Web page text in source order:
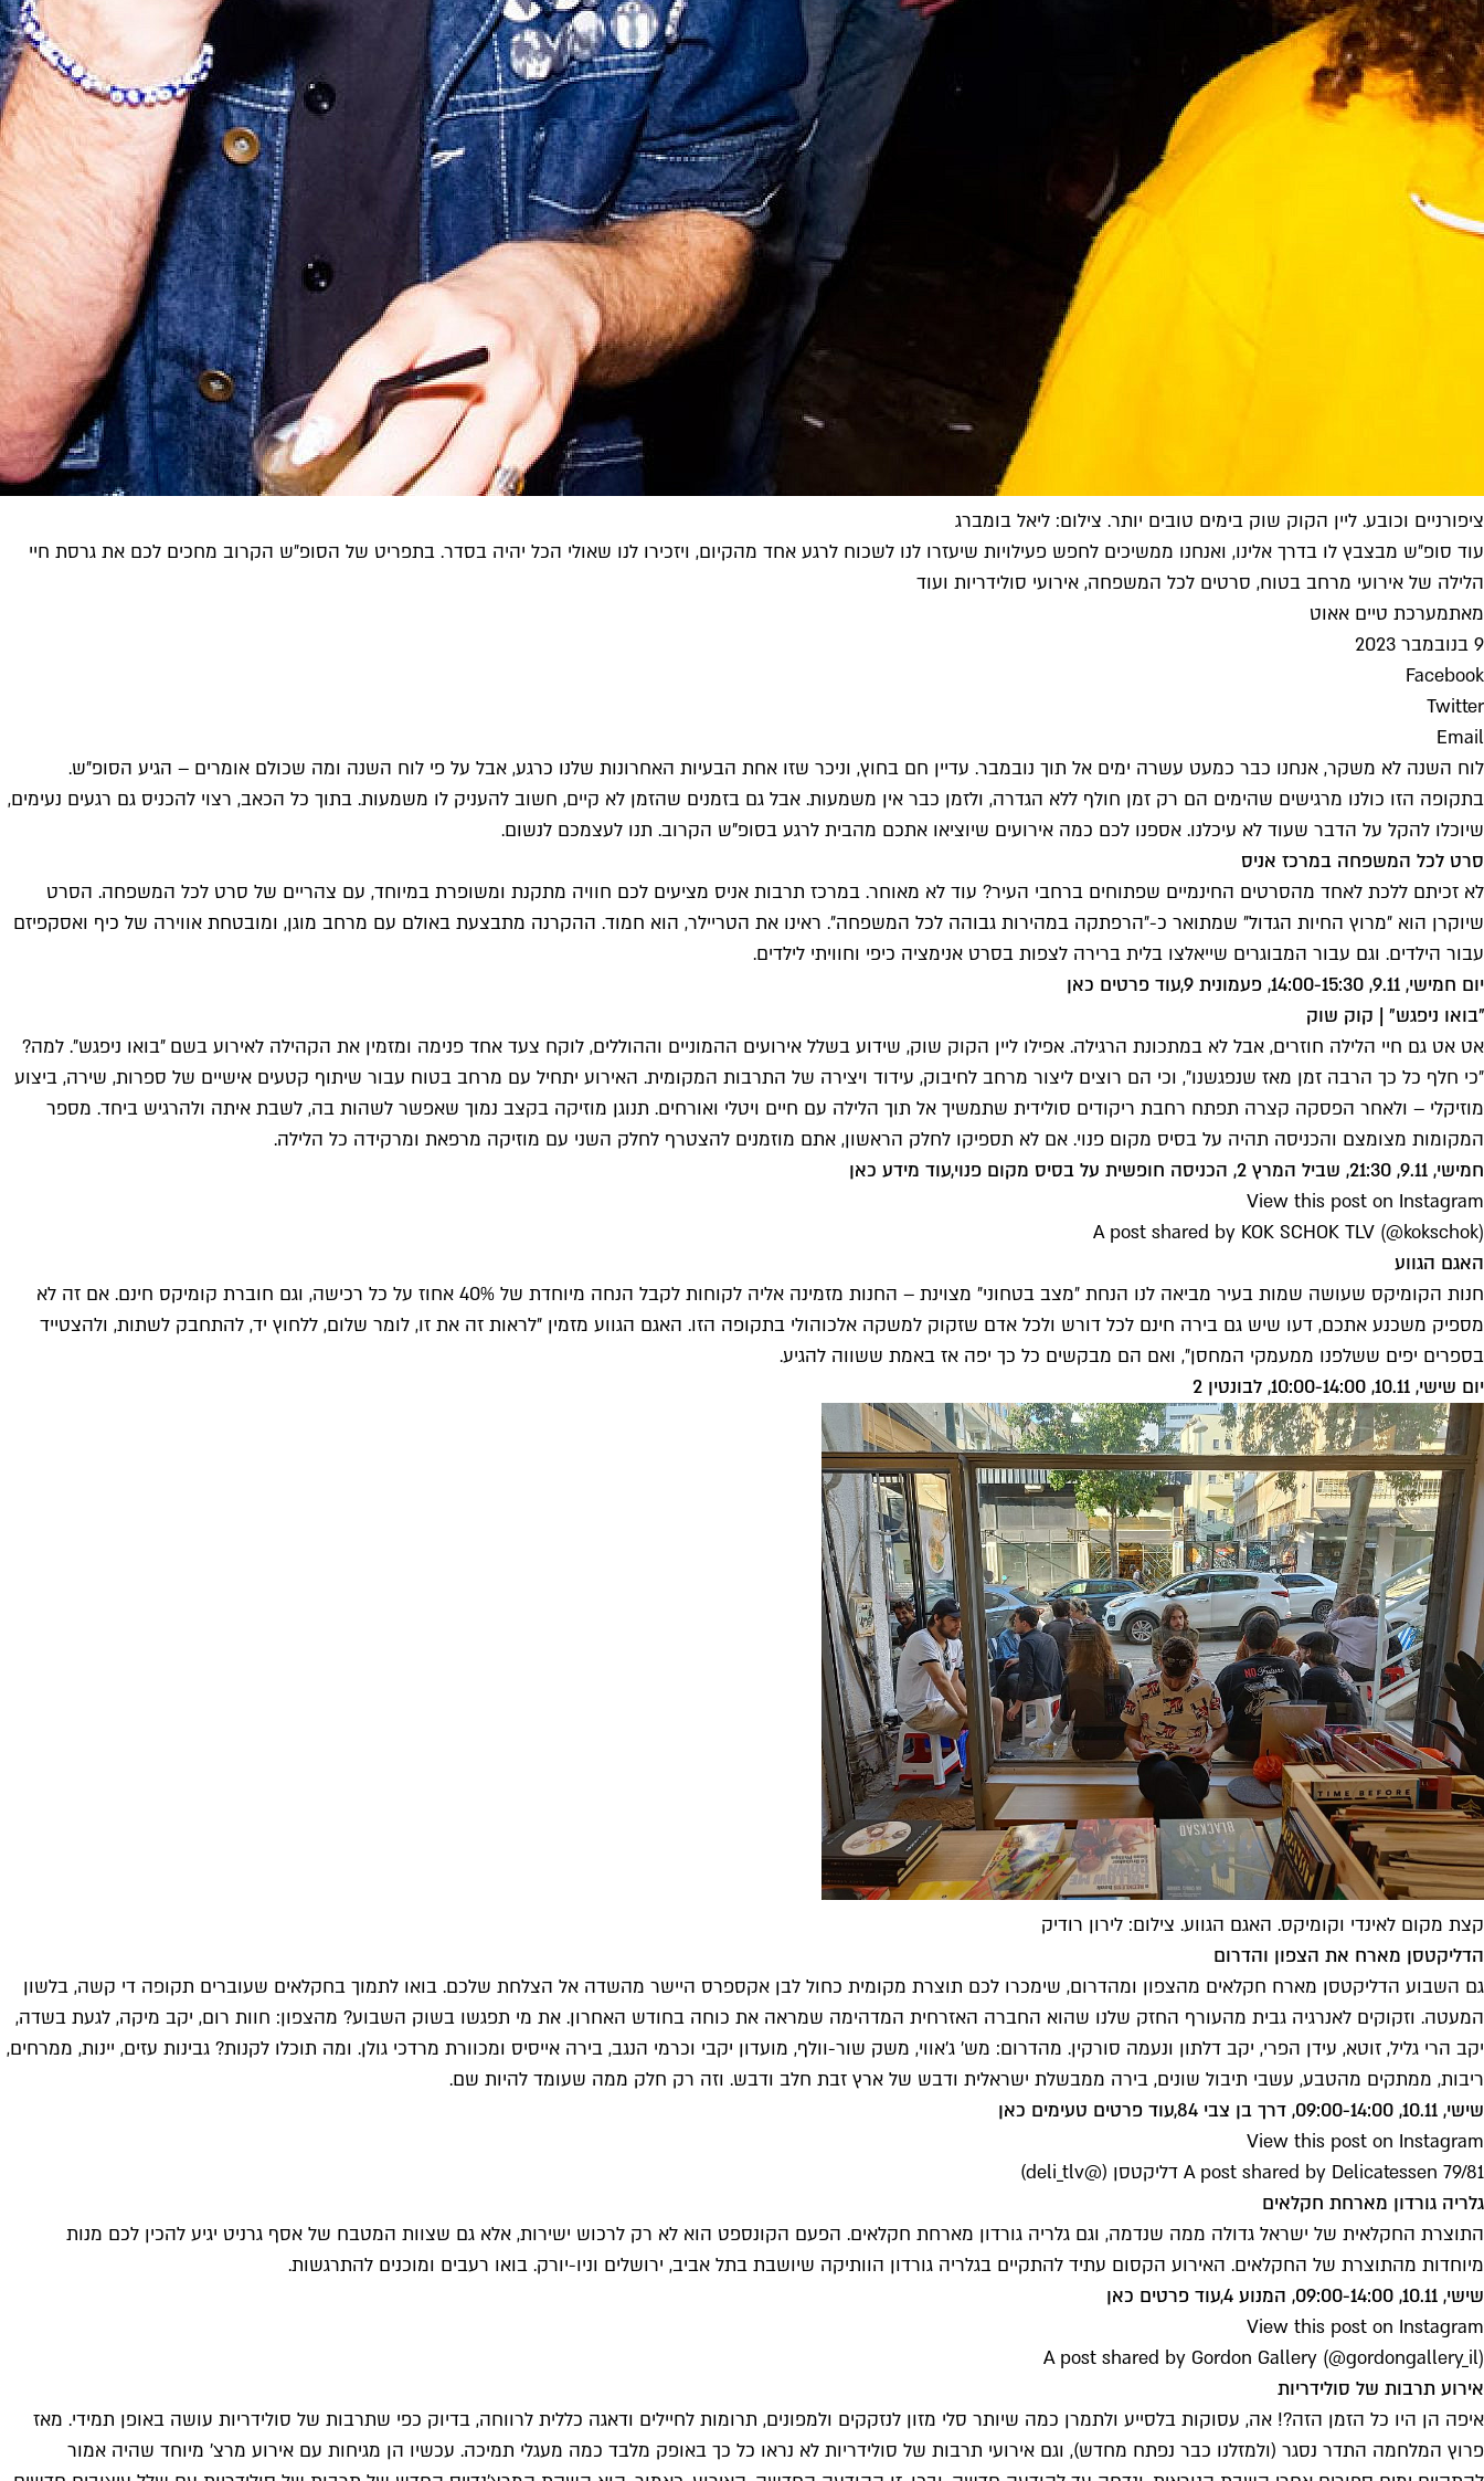
ציפורניים וכובע. ליין הקוק שוק בימים טובים יותר. צילום: ליאל בומברג
עוד סופ״ש מבצבץ לו בדרך אלינו, ואנחנו ממשיכים לחפש פעילויות שיעזרו לנו לשכוח לרגע אחד מהקיום, ויזכירו לנו שאולי הכל יהיה בסדר. בתפריט של הסופ״ש הקרוב מחכים לכם את גרסת חיי
הלילה של אירועי מרחב בטוח, סרטים לכל המשפחה, אירועי סולידריות ועוד
מאתמערכת טיים אאוט
9 בנובמבר 2023
Facebook
Twitter
Email
לוח השנה לא משקר, אנחנו כבר כמעט עשרה ימים אל תוך נובמבר. עדיין חם בחוץ, וניכר שזו אחת הבעיות האחרונות שלנו כרגע, אבל על פי לוח השנה ומה שכולם אומרים – הגיע הסופ״ש.
בתקופה הזו כולנו מרגישים שהימים הם רק זמן חולף ללא הגדרה, ולזמן כבר אין משמעות. אבל גם בזמנים שהזמן לא קיים, חשוב להעניק לו משמעות. בתוך כל הכאב, רצוי להכניס גם רגעים נעימים,
שיוכלו להקל על הדבר שעוד לא עיכלנו. אספנו לכם כמה אירועים שיוציאו אתכם מהבית לרגע בסופ"ש הקרוב. תנו לעצמכם לנשום.
סרט לכל המשפחה במרכז אניס
לא זכיתם ללכת לאחד מהסרטים החינמיים שפתוחים ברחבי העיר? עוד לא מאוחר. במרכז תרבות אניס מציעים לכם חוויה מתקנת ומשופרת במיוחד, עם צהריים של סרט לכל המשפחה. הסרט
שיוקרן הוא ״מרוץ החיות הגדול״ שמתואר כ-״הרפתקה במהירות גבוהה לכל המשפחה״. ראינו את הטריילר, הוא חמוד. ההקרנה מתבצעת באולם עם מרחב מוגן, ומובטחת אווירה של כיף ואסקפיזם
עבור הילדים. וגם עבור המבוגרים שייאלצו בלית ברירה לצפות בסרט אנימציה כיפי וחוויתי לילדים.
יום חמישי, 9.11, 14:00-15:30, פעמונית 9,
עוד פרטים כאן
״בואו ניפגש״ | קוק שוק
אט אט גם חיי הלילה חוזרים, אבל לא במתכונת הרגילה. אפילו ליין הקוק שוק, שידוע בשלל אירועים ההמוניים וההוללים, לוקח צעד אחד פנימה ומזמין את הקהילה לאירוע בשם ״בואו ניפגש״. למה?
״כי חלף כל כך הרבה זמן מאז שנפגשנו״, וכי הם רוצים ליצור מרחב לחיבוק, עידוד ויצירה של התרבות המקומית. האירוע יתחיל עם מרחב בטוח עבור שיתוף קטעים אישיים של ספרות, שירה, ביצוע
מוזיקלי – ולאחר הפסקה קצרה תפתח רחבת ריקודים סולידית שתמשיך אל תוך הלילה עם חיים ויטלי ואורחים. תנוגן מוזיקה בקצב נמוך שאפשר לשהות בה, לשבת איתה ולהרגיש ביחד. מספר
המקומות מצומצם והכניסה תהיה על בסיס מקום פנוי. אם לא תספיקו לחלק הראשון, אתם מוזמנים להצטרף לחלק השני עם מוזיקה מרפאת ומרקידה כל הלילה.
חמישי, 9.11, 21:30, שביל המרץ 2, הכניסה חופשית על בסיס מקום פנוי,
עוד מידע כאן
View this post on Instagram
A post shared by KOK SCHOK TLV (@kokschok)
האגם הגווע
חנות הקומיקס שעושה שמות בעיר מביאה לנו הנחת ״מצב בטחוני״ מצוינת – החנות מזמינה אליה לקוחות לקבל הנחה מיוחדת של 40% אחוז על כל רכישה, וגם חוברת קומיקס חינם. אם זה לא
מספיק משכנע אתכם, דעו שיש גם בירה חינם לכל דורש ולכל אדם שזקוק למשקה אלכוהולי בתקופה הזו. האגם הגווע מזמין ״לראות זה את זו, לומר שלום, ללחוץ יד, להתחבק לשתות, ולהצטייד
בספרים יפים ששלפנו ממעמקי המחסן״, ואם הם מבקשים כל כך יפה אז באמת ששווה להגיע.
יום שישי, 10.11, 10:00-14:00, לבונטין 2
קצת מקום לאינדי וקומיקס. האגם הגווע. צילום: לירון רודיק
הדליקטסן מארח את הצפון והדרום
גם השבוע הדליקטסן מארח חקלאים מהצפון ומהדרום, שימכרו לכם תוצרת מקומית כחול לבן אקספרס היישר מהשדה אל הצלחת שלכם. בואו לתמוך בחקלאים שעוברים תקופה די קשה, בלשון
המעטה. וזקוקים לאנרגיה גבית מהעורף החזק שלנו שהוא החברה האזרחית המדהימה שמראה את כוחה בחודש האחרון. את מי תפגשו בשוק השבוע? מהצפון: חוות רום, יקב מיקה, לגעת בשדה,
יקב הרי גליל, זוטא, עידן הפרי, יקב דלתון ונעמה סורקין. מהדרום: מש׳ ג׳אווי, משק שור-וולף, מועדון יקבי וכרמי הנגב, בירה אייסיס ומכוורת מרדכי גולן. ומה תוכלו לקנות? גבינות עזים, יינות, ממרחים,
ריבות, ממתקים מהטבע, עשבי תיבול שונים, בירה ממבשלת ישראלית ודבש של ארץ זבת חלב ודבש. וזה רק חלק ממה שעומד להיות שם.
שישי, 10.11, 09:00-14:00, דרך בן צבי 84,
עוד פרטים טעימים כאן
View this post on Instagram
A post shared by Delicatessen 79/81 דליקטסן (@deli_tlv)
גלריה גורדון מארחת חקלאים
התוצרת החקלאית של ישראל גדולה ממה שנדמה, וגם גלריה גורדון מארחת חקלאים. הפעם הקונספט הוא לא רק לרכוש ישירות, אלא גם שצוות המטבח של אסף גרניט יגיע להכין לכם מנות
מיוחדות מהתוצרת של החקלאים. האירוע הקסום עתיד להתקיים בגלריה גורדון הוותיקה שיושבת בתל אביב, ירושלים וניו-יורק. בואו רעבים ומוכנים להתרגשות.
שישי, 10.11, 09:00-14:00, המנוע 4,
עוד פרטים כאן
View this post on Instagram
A post shared by Gordon Gallery (@gordongallery_il)
אירוע תרבות של סולידריות
איפה הן היו כל הזמן הזה?! אה, עסוקות בלסייע ולתמרן כמה שיותר סלי מזון לנזקקים ולמפונים, תרומות לחיילים ודאגה כללית לרווחה, בדיוק כפי שתרבות של סולידריות עושה באופן תמידי. מאז
פרוץ המלחמה התדר נסגר (ולמזלנו כבר נפתח מחדש), וגם אירועי תרבות של סולידריות לא נראו כל כך באופק מלבד כמה מעגלי תמיכה. עכשיו הן מגיחות עם אירוע מרצ׳ מיוחד שהיה אמור